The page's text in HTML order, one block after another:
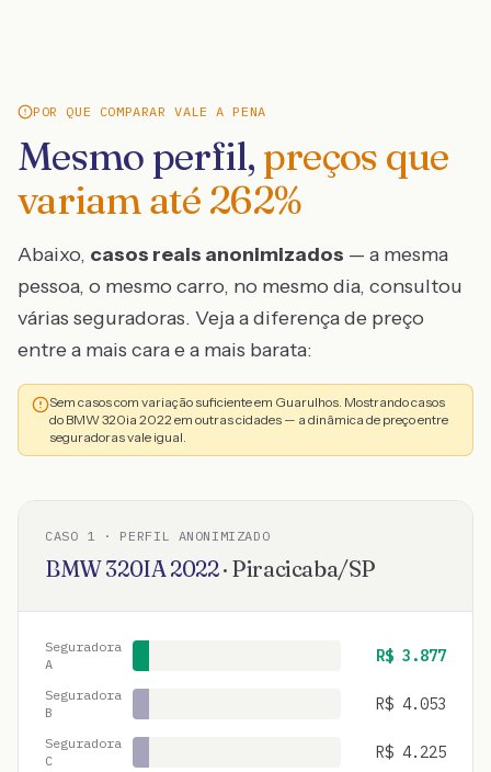
POR QUE COMPARAR VALE A PENA
Mesmo perfil, preços que
variam até 262%
Abaixo, casos reais anonimizados — a mesma
pessoa, o mesmo carro, no mesmo dia, consultou
várias seguradoras. Veja a diferença de preço
entre a mais cara e a mais barata:
Sem casos com variação suficiente em Guarulhos. Mostrando casos
do BMW 320ia 2022 em outras cidades — a dinâmica de preço entre
seguradoras vale igual.
CASO 1 · PERFIL ANONIMIZADO
BMW320IA2022· Piracicaba/SP
Seguradora
A
R$ 3.877
Seguradora
B
R$ 4.053
Seguradora
C
R$ 4.225